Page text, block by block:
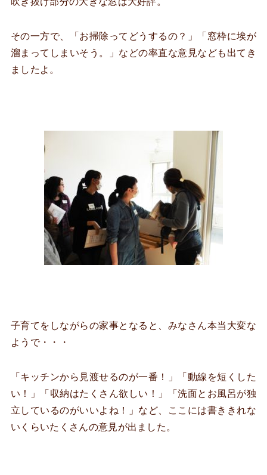
その一方で、「お掃除ってどうするの？」「窓枠に埃が
溜まってしまいそう。」などの率直な意見なども出てき
ましたよ。
子育てをしながらの家事となると、みなさん本当大変な
ようで・・・
「キッチンから見渡せるのが一番！」「動線を短くした
い！」「収納はたくさん欲しい！」「洗面とお風呂が独
立しているのがいいよね！」など、ここには書ききれな
いくらいたくさんの意見が出ました。